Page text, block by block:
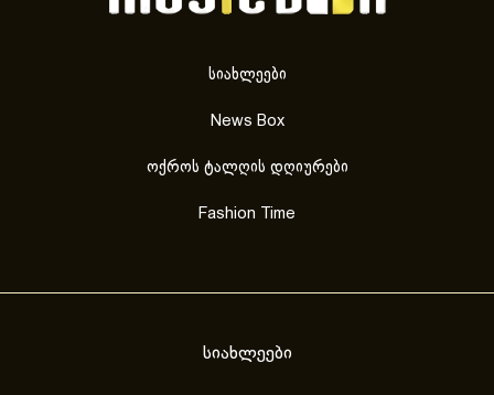
სიახლეები
News Box
ოქროს ტალღის დღიურები
Fashion Time
სიახლეები